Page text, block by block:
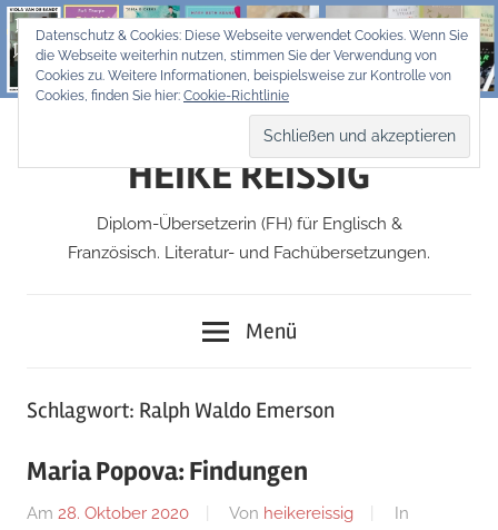
Zum
Inhalt
springen
HEIKE REISSIG
Diplom-Übersetzerin (FH) für Englisch &
Französisch. Literatur- und Fachübersetzungen.
Menü
Schlagwort: Ralph Waldo Emerson
Maria Popova: Findungen
Am 28. Oktober 2020 Von heikereissig
In
Datenschutz & Cookies: Diese Webseite verwendet Cookies. Wenn Sie
die Webseite weiterhin nutzen, stimmen Sie der Verwendung von
Cookies zu. Weitere Informationen, beispielsweise zur Kontrolle von
Cookies, finden Sie hier: Cookie-Richtlinie